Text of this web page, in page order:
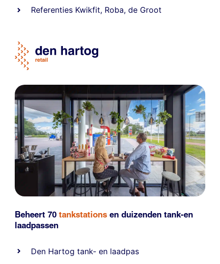
Referenties Kwikfit, Roba,de Groot
Beheert 70 tankstations en duizenden tank-en
laadpassen
Den Hartog tank- en laadpas